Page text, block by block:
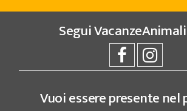
Segui
Vuoi essere presente